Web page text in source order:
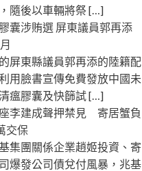
隨後以車輛將祭 […]
囊涉賄選 屏東議員郭再添
屏東縣議員郭再添的陸籍配
用臉書宣傳免費發放中國未
瘟膠囊及快篩試 […]
李建成聲押禁見 寄居蟹負
交保
集團關係企業趙姬投資、寄
爆發公司債兌付風暴，兆基